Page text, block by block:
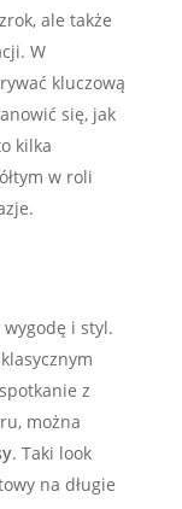
ale‌ także
⁣W
kluczową
się, jak
kilka​
w roli
i styl.
z
można
. Taki look
na długie